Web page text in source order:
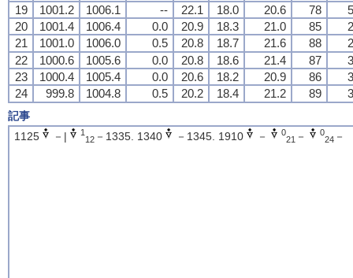
19
1001.2 1006.1 -- 22.1 18.0 20.6 78
20
1001.4 1006.4 0.0 20.9 18.3 21.0 85
21
1001.0 1006.0 0.5 20.8 18.7 21.6 88
22
1000.6 1005.6 0.0 20.8 18.6 21.4 87
23
1000.4 1005.4 0.0 20.6 18.2 20.9 86
24
999.8 1004.8 0.5 20.2 18.4 21.2 89
記事
1125
－| 1
12－1335. 1340 －1345. 1910 － 0
21 － 0
24 －